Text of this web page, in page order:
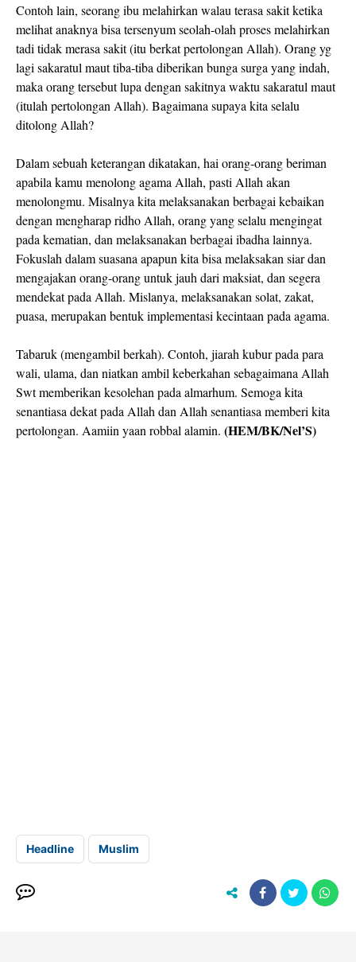
Contoh lain, seorang ibu melahirkan walau terasa sakit ketika
melihat anaknya bisa tersenyum seolah-olah proses melahirkan
tadi tidak merasa sakit (itu berkat pertolongan Allah). Orang yg
lagi sakaratul maut tiba-tiba diberikan bunga surga yang indah,
maka orang tersebut lupa dengan sakitnya waktu sakaratul maut
(itulah pertolongan Allah). Bagaimana supaya kita selalu
ditolong Allah?
Dalam sebuah keterangan dikatakan, hai orang-orang beriman
apabila kamu menolong agama Allah, pasti Allah akan
menolongmu. Misalnya kita melaksanakan berbagai kebaikan
dengan mengharap ridho Allah, orang yang selalu mengingat
pada kematian, dan melaksanakan berbagai ibadha lainnya.
Fokuslah dalam suasana apapun kita bisa melaksakan siar dan
mengajakan orang-orang untuk jauh dari maksiat, dan segera
mendekat pada Allah. Mislanya, melaksanakan solat, zakat,
puasa, merupakan bentuk implementasi kecintaan pada agama.
Tabaruk (mengambil berkah). Contoh, jiarah kubur pada para
wali, ulama, dan niatkan ambil keberkahan sebagaimana Allah
Swt memberikan kesolehan pada almarhum. Semoga kita
senantiasa dekat pada Allah dan Allah senantiasa memberi kita
pertolongan. Aamiin yaan robbal alamin. (HEM/BK/Nel’S)
Headline Muslim